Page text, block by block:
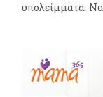
υπολείμματα.